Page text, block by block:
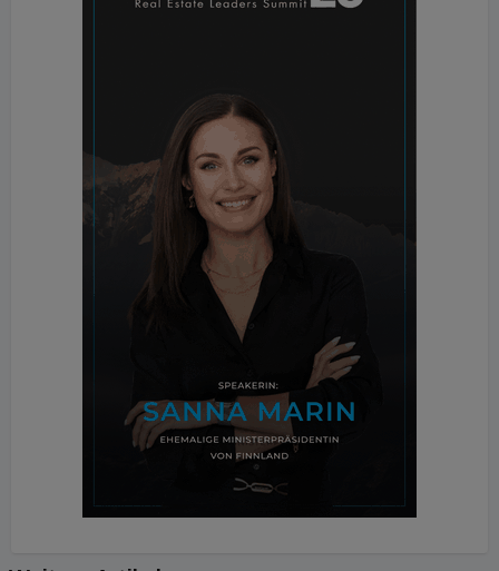
Greentech, Renault Österreich, Siblik
Rahmen des Forschungsprogrammes
Innovationslabor „Stadt der Zukunft“ von der FFG
gefördert.